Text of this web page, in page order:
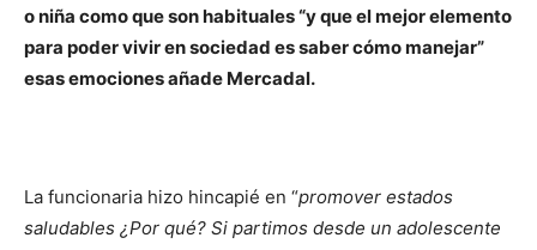
o niña como que son habituales “y que el mejor elemento
para poder vivir en sociedad es saber cómo manejar”
esas emociones añade Mercadal.
La funcionaria hizo hincapié en “promover estados
saludables ¿Por qué? Si partimos desde un adolescente